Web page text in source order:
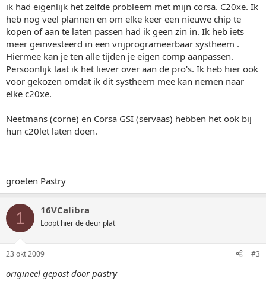
ik had eigenlijk het zelfde probleem met mijn corsa. C20xe. Ik
heb nog veel plannen en om elke keer een nieuwe chip te
kopen of aan te laten passen had ik geen zin in. Ik heb iets
meer geinvesteerd in een vrijprogrameerbaar systheem .
Hiermee kan je ten alle tijden je eigen comp aanpassen.
Persoonlijk laat ik het liever over aan de pro's. Ik heb hier ook
voor gekozen omdat ik dit systheem mee kan nemen naar
elke c20xe.
Neetmans (corne) en Corsa GSI (servaas) hebben het ook bij
hun c20let laten doen.
groeten Pastry
1 16VCalibra
Loopt hier de deur plat
23 okt 2009 #3
origineel gepost door pastry